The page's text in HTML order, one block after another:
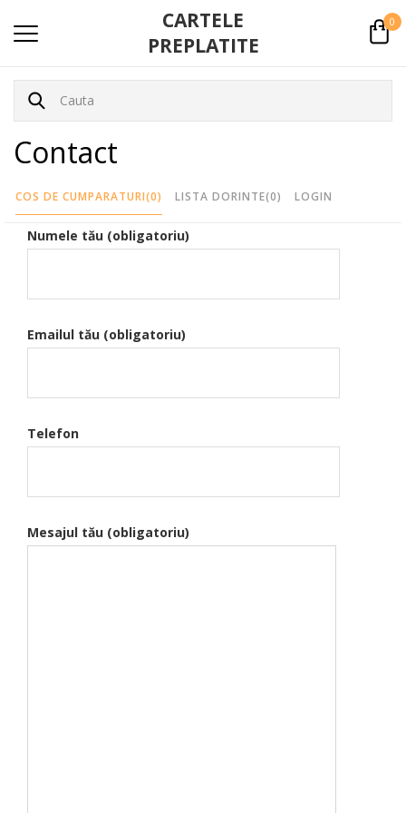
CARTELE
PREPLATITE
0
Contact
COS DE CUMPARATURI(0) LISTA DORINTE(0) LOGIN
Numele tău (obligatoriu)
Emailul tău (obligatoriu)
Telefon
Mesajul tău (obligatoriu)